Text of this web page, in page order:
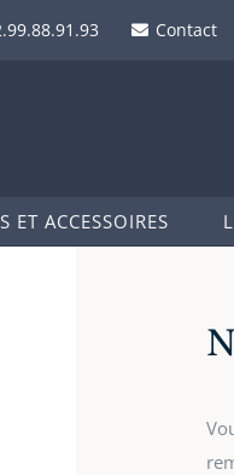
Contact
ET ACCESSOIRES